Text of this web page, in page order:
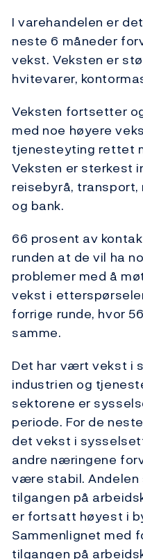
I varehandelen er
neste 6 måneder
vekst. Veksten er
hvitevarer,
Veksten fortsetter
med noe høyere
tjenesteyting rettet
Veksten er sterkest
reisebyrå,
og bank.
66 prosent av
runden at de vil ha
problemer med å
vekst i
forrige runde, hvor
samme.
Det har vært vekst i
industrien og
sektorene er
periode. For de
det vekst i
andre næringene
være stabil.
tilgangen på
er fortsatt høyest i
Sammenlignet med
tilgangen på